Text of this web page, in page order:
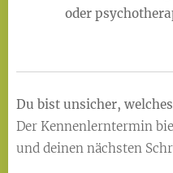
oder
Du bist unsicher,
Der Kennenlerntermin
und deinen nächsten